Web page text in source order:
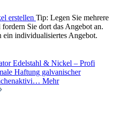
erstellen Tip: Legen Sie mehrere
Sie dort das Angebot an.
ein individualisiertes Angebot.
Edelstahl & Nickel – Profi
Haftung galvanischer
Mehr